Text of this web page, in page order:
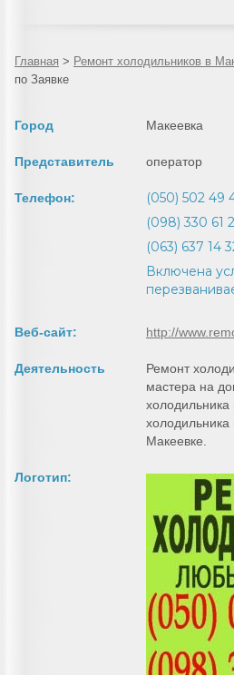
Главная > Ремонт холодильников в
по Заявке
Город Макеевка
Представитель оператор
Телефон:
(050) 502 49
(098) 330 61
(063) 637 14
Включена
Веб-сайт: http://
Деятельность
Ремонт
мастера на
Макеевке.
Логотип: